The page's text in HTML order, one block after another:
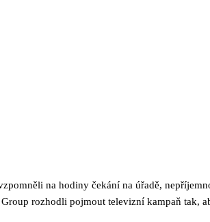
na hodiny čekání na úřadě,
rozhodli pojmout televizní kampaň tak,